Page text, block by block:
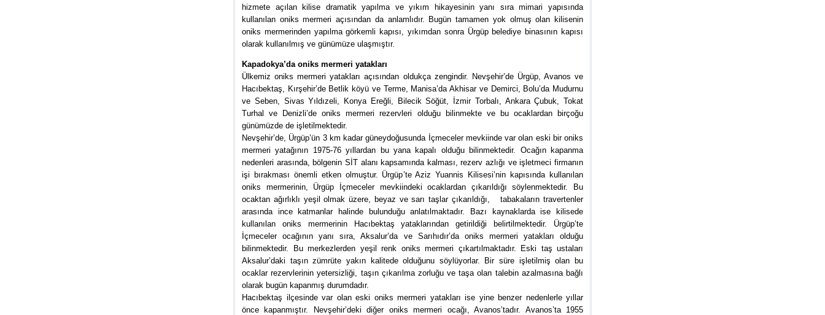
hizmete açılan kilise dramatik yapılma ve yıkım hikayesinin yanı sıra mimari yapısında
kullanılan oniks mermeri açısından da anlamlıdır. Bugün tamamen yok olmuş olan kilisenin
oniks mermerinden yapılma görkemli kapısı, yıkımdan sonra Ürgüp belediye binasının kapısı
olarak kullanılmış ve günümüze ulaşmıştır.
Kapadokya’da oniks mermeri yatakları
Ülkemiz oniks mermeri yatakları açısından oldukça zengindir. Nevşehir’de Ürgüp, Avanos ve
Hacıbektaş, Kırşehir’de Betlik köyü ve Terme, Manisa’da Akhisar ve Demirci, Bolu’da Mudurnu
ve Seben, Sivas Yıldızeli, Konya Ereğli, Bilecik Söğüt, İzmir Torbalı, Ankara Çubuk, Tokat
Turhal ve Denizli’de oniks mermeri rezervleri olduğu bilinmekte ve bu ocaklardan birçoğu
günümüzde de işletilmektedir.
Nevşehir’de, Ürgüp’ün 3 km kadar güneydoğusunda İçmeceler mevkiinde var olan eski bir oniks
mermeri yatağının 1975-76 yıllardan bu yana kapalı olduğu bilinmektedir. Ocağın kapanma
nedenleri arasında, bölgenin SİT alanı kapsamında kalması, rezerv azlığı ve işletmeci firmanın
işi bırakması önemli etken olmuştur. Ürgüp’te Aziz Yuannis Kilisesi’nin kapısında kullanılan
oniks mermerinin, Ürgüp İçmeceler mevkiindeki ocaklardan çıkarıldığı söylenmektedir. Bu
ocaktan ağırlıklı yeşil olmak üzere, beyaz ve sarı taşlar çıkarıldığı, tabakaların travertenler
arasında ince katmanlar halinde bulunduğu anlatılmaktadır. Bazı kaynaklarda ise kilisede
kullanılan oniks mermerinin Hacıbektaş yataklarından getirildiği belirtilmektedir. Ürgüp’te
İçmeceler ocağının yanı sıra, Aksalur’da ve Sarıhıdır’da oniks mermeri yatakları olduğu
bilinmektedir. Bu merkezlerden yeşil renk oniks mermeri çıkartılmaktadır. Eski taş ustaları
Aksalur’daki taşın zümrüte yakın kalitede olduğunu söylüyorlar. Bir süre işletilmiş olan bu
ocaklar rezervlerinin yetersizliği, taşın çıkarılma zorluğu ve taşa olan talebin azalmasına bağlı
olarak bugün kapanmış durumdadır.
Hacıbektaş ilçesinde var olan eski oniks mermeri yatakları ise yine benzer nedenlerle yıllar
önce kapanmıştır. Nevşehir’deki diğer oniks mermeri ocağı, Avanos’tadır. Avanos’ta 1955